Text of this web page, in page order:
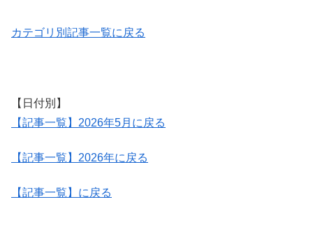
カテゴリ別記事一覧に戻る
【日付別】
【記事一覧】2026年5月に戻る
【記事一覧】2026年に戻る
【記事一覧】に戻る